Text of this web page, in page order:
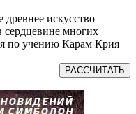
искусство
сердцевине многих
по учению Карам Крия
РАССЧИТАТЬ